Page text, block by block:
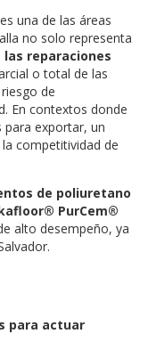
una de las áreas
no solo representa
las reparaciones
o total de las
de
En contextos donde
para exportar, un
competitividad de
de poliuretano
PurCem®
alto desempeño, ya
para actuar